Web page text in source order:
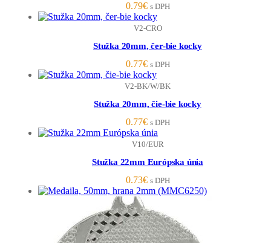
0.79€ s DPH
V2-CRO
Stužka 20mm, čer-bie kocky
0.77€ s DPH
V2-BK/W/BK
Stužka 20mm, čie-bie kocky
0.77€ s DPH
V10/EUR
Stužka 22mm Európska únia
0.73€ s DPH